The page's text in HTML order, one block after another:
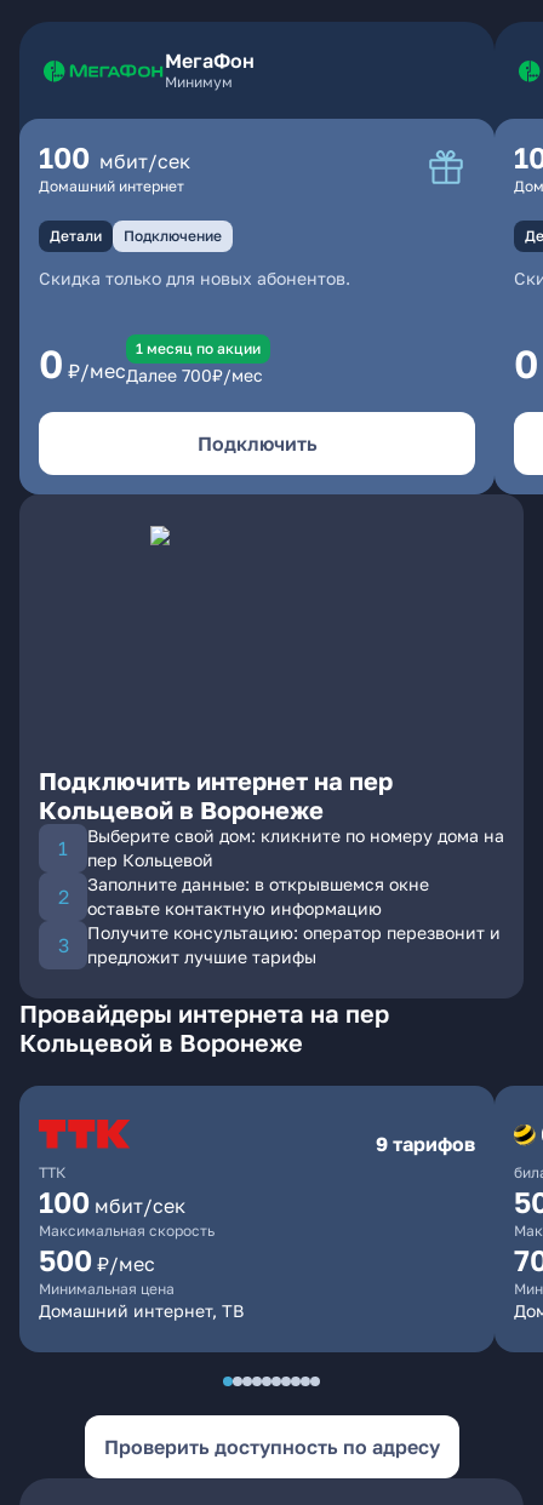
МегаФон
Минимум
100 мбит/сек
Домашний интернет
Детали Подключение
Скидка только для новых абонентов.
0 ₽/мес
1 месяц по акции
Далее 700₽/мес
Подключить
0
Подключить интернет на пер
Кольцевой в Воронеже
Выберите свой дом: кликните по номеру дома на
пер Кольцевой
Заполните данные: в открывшемся окне
оставьте контактную информацию
Получите консультацию: оператор перезвонит и
предложит лучшие тарифы
Провайдеры интернета на пер
Кольцевой в Воронеже
ТТК
9 тарифов
100 мбит/сек
Максимальная скорость
500 ₽/мес
Минимальная цена
Домашний интернет, ТВ
Проверить доступность по адресу